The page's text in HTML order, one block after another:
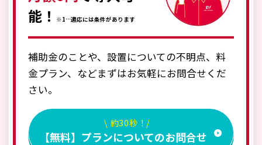
能！
※1…適応には条件があります
補助金のことや、設置についての不明点、料
金プラン、などまずはお気軽にお問合せくだ
さい。
\ 約30秒！/
【無料】プランについてのお問合せ